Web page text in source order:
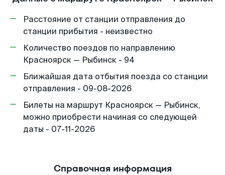
Расстояние от станции отправления до
станции прибытия - неизвестно
Количество поездов по направлению
Красноярск — Рыбинск - 94
Ближайшая дата отбытия поезда со станции
отправления - 09-08-2026
Билеты на маршрут Красноярск — Рыбинск,
можно приобрести начиная со следующей
даты - 07-11-2026
Справочная информация